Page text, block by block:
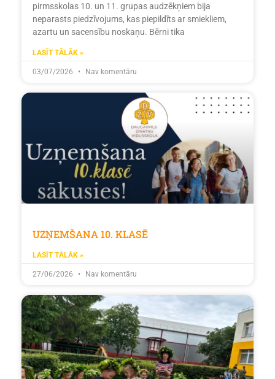
pirmsskolas 10. un 11. grupas audzēkņiem bija
neparasts piedzīvojums, kas piepildīts ar smiekliem,
azartu un sacensību noskaņu. Bērni tika
LASĪT TĀLĀK »
03/07/2026 Nav komentāru
UZŅEMŠANA 10. KLASĒ
LASĪT TĀLĀK »
27/06/2026 Nav komentāru